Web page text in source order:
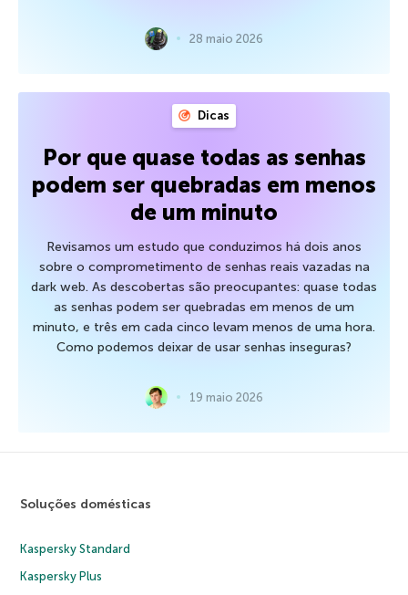
28 maio 2026
Dicas
Por que quase todas as senhas
podem ser quebradas em menos
de um minuto
Revisamos um estudo que conduzimos há dois anos
sobre o comprometimento de senhas reais vazadas na
dark web. As descobertas são preocupantes: quase todas
as senhas podem ser quebradas em menos de um
minuto, e três em cada cinco levam menos de uma hora.
Como podemos deixar de usar senhas inseguras?
19 maio 2026
Soluções domésticas
Kaspersky Standard
Kaspersky Plus